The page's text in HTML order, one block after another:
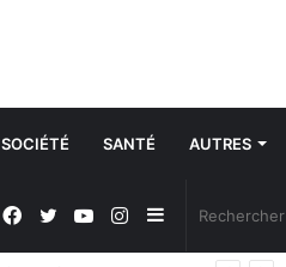
SOCIÉTÉ SANTÉ AUTRES
Sidebar
Instagram
YouTube
Twitter
Facebook